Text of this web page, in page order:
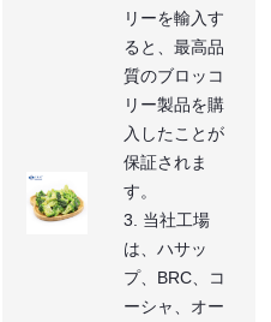
リーを輸入す
ると、最高品
質のブロッコ
リー製品を購
入したことが
保証されま
す。
3. 当社工場
は、ハサッ
プ、BRC、コ
ーシャ、オー